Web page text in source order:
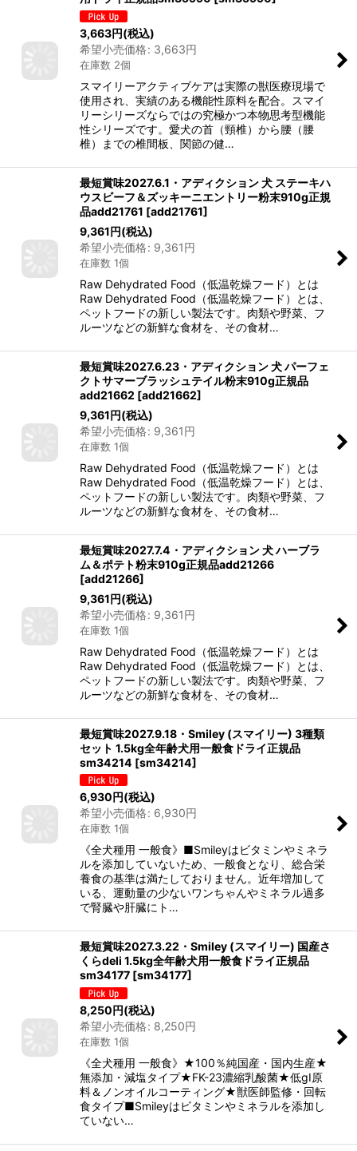
3,663円(税込)
希望小売価格: 3,663円
在庫数 2個
スマイリーアクティブケアは実際の獣医療現場で
使用され、実績のある機能性原料を配合。スマイ
リーシリーズならではの究極かつ本物思考型機能
性シリーズです。愛犬の首（頸椎）から腰（腰
椎）までの椎間板、関節の健…
最短賞味2027.6.1・アディクション 犬 ステーキハ
ウスビーフ＆ズッキーニエントリー粉末910g正規
品add21761 [add21761]
9,361円(税込)
希望小売価格: 9,361円
在庫数 1個
Raw Dehydrated Food（低温乾燥フード）とは
Raw Dehydrated Food（低温乾燥フード）とは、
ペットフードの新しい製法です。肉類や野菜、フ
ルーツなどの新鮮な食材を、その食材…
最短賞味2027.6.23・アディクション 犬 パーフェ
クトサマーブラッシュテイル粉末910g正規品
add21662 [add21662]
9,361円(税込)
希望小売価格: 9,361円
在庫数 1個
Raw Dehydrated Food（低温乾燥フード）とは
Raw Dehydrated Food（低温乾燥フード）とは、
ペットフードの新しい製法です。肉類や野菜、フ
ルーツなどの新鮮な食材を、その食材…
最短賞味2027.7.4・アディクション 犬 ハーブラ
ム＆ポテト粉末910g正規品add21266
[add21266]
9,361円(税込)
希望小売価格: 9,361円
在庫数 1個
Raw Dehydrated Food（低温乾燥フード）とは
Raw Dehydrated Food（低温乾燥フード）とは、
ペットフードの新しい製法です。肉類や野菜、フ
ルーツなどの新鮮な食材を、その食材…
最短賞味2027.9.18・Smiley (スマイリー) 3種類
セット 1.5kg全年齢犬用一般食ドライ正規品
sm34214 [sm34214]
6,930円(税込)
希望小売価格: 6,930円
在庫数 1個
《全犬種用 一般食》■Smileyはビタミンやミネラ
ルを添加していないため、一般食となり、総合栄
養食の基準は満たしておりません。近年増加して
いる、運動量の少ないワンちゃんやミネラル過多
で腎臓や肝臓にト…
最短賞味2027.3.22・Smiley (スマイリー) 国産さ
くらdeli 1.5kg全年齢犬用一般食ドライ正規品
sm34177 [sm34177]
8,250円(税込)
希望小売価格: 8,250円
在庫数 1個
《全犬種用 一般食》★100％純国産・国内生産★
無添加・減塩タイプ★FK-23濃縮乳酸菌★低gI原
料＆ノンオイルコーティング★獣医師監修・回転
食タイプ■Smileyはビタミンやミネラルを添加し
ていない…